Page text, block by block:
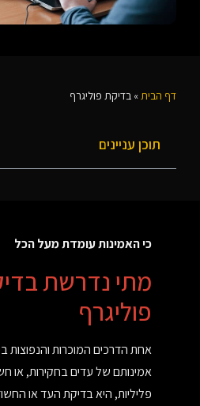
דף הבית » בדיקת פוליגרף
תוכן עניינים
כי האמינות עומדת מעל הכל
מתי נדרשת
פוליגרף
אחת הדרכים המוכרות והנפוצות
אמינותם של עדים בחקירות, או
פליליות, היא בדיקת העד או